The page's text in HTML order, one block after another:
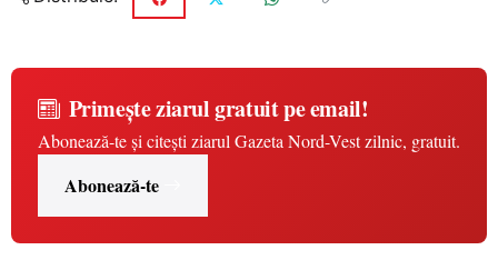
Primește ziarul gratuit pe email!
Abonează-te și citești ziarul Gazeta Nord-Vest zilnic, gratuit.
Abonează-te